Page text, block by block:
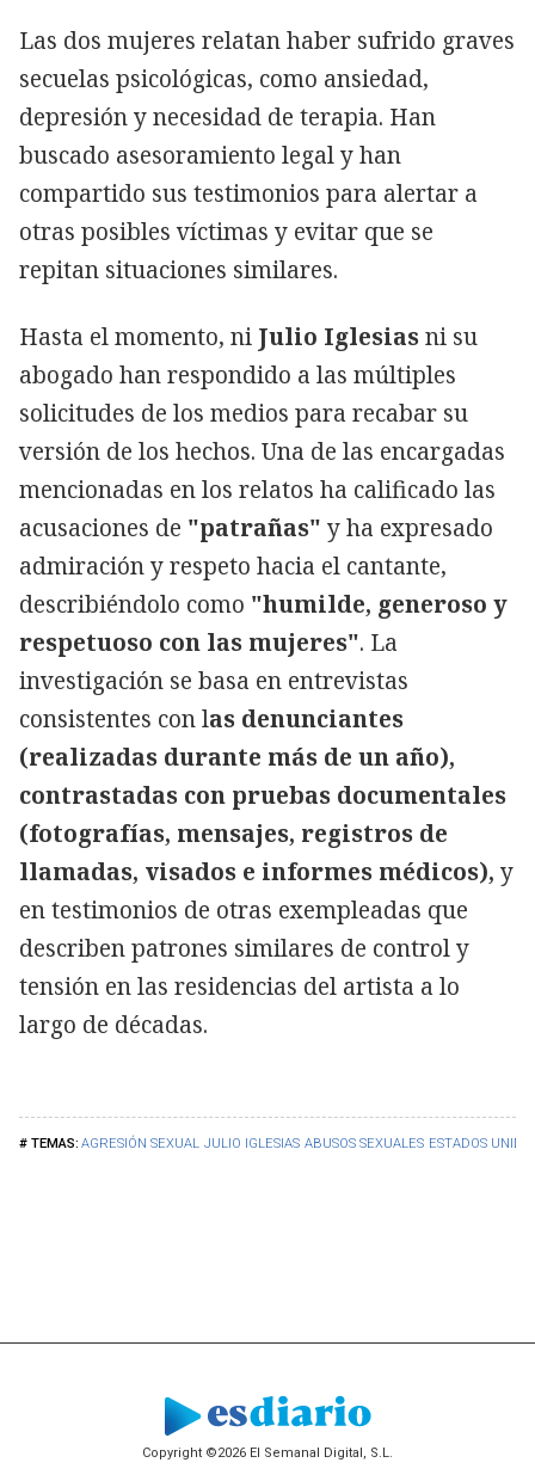
AGRESIÓN SEXUAL JULIO IGLESIAS ABUSOS SEXUALES ESTADOS
Las dos mujeres relatan haber sufrido graves
secuelas psicológicas, como ansiedad,
depresión y necesidad de terapia. Han
buscado asesoramiento legal y han
compartido sus testimonios para alertar a
otras posibles víctimas y evitar que se
repitan situaciones similares.
Hasta el momento, ni Julio Iglesiasni su
abogado han respondido a las múltiples
solicitudes de los medios para recabar su
versión de los hechos. Una de las encargadas
mencionadas en los relatos ha calificado las
acusaciones de "patrañas" y ha expresado
admiración y respeto hacia el cantante,
describiéndolo como "humilde, generoso y
respetuoso con las mujeres". La
investigación se basa en entrevistas
consistentes con las denunciantes
(realizadas durante más de un año),
contrastadas con pruebas documentales
(fotografías, mensajes, registros de
llamadas, visados e informes médicos), y
en testimonios de otras exempleadas que
describen patrones similares de control y
tensión en las residencias del artista a lo
largo de décadas.
Copyright ©2026 El Semanal Digital, S.L.